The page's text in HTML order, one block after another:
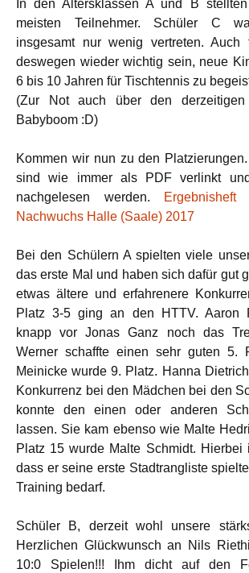
In den Altersklassen A und B
meisten Teilnehmer. Schüler C
insgesamt nur wenig vertreten.
deswegen wieder wichtig sein, neue
6 bis 10 Jahren für Tischtennis zu
(Zur Not auch über den derzeitigen
Babyboom :D)
Kommen wir nun zu den
sind wie immer als PDF verlinkt
nachgelesen werden. Ergebnisheft
Nachwuchs Halle (Saale) 2017
Bei den Schülern A spielten viele
das erste Mal und haben sich dafür gut
etwas ältere und erfahrenere
Platz 3-5 ging an den HTTV. Aaron
knapp vor Jonas Ganz noch das
Werner schaffte einen sehr guten 5.
Meinicke wurde 9. Platz. Hanna
Konkurrenz bei den Mädchen bei den
konnte den einen oder anderen
lassen. Sie kam ebenso wie Malte
Platz 15 wurde Malte Schmidt. Hierbei
dass er seine erste Stadtrangliste
Training bedarf.
Schüler B, derzeit wohl unsere
Herzlichen Glückwunsch an Nils
10:0 Spielen!!! Ihm dicht auf den